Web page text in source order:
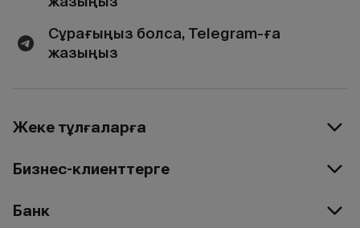
Сұрағыңыз болса, Telegram-ға
жазыңыз
Жеке тұлғаларға
Бизнес-клиенттерге
Банк